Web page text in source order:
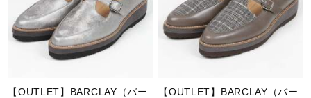
【OUTLET】BARCLAY（バー
【OUTLET】BARCLAY（バー